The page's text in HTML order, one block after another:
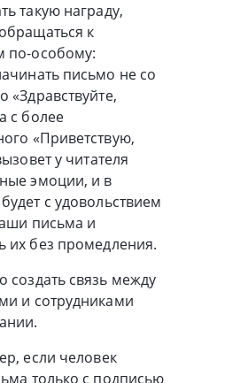
такую награду,
к
по-особому:
письмо не со
«Здравствуйте,
с более
«Приветствую,
у читателя
эмоции, и в
с удовольствием
письма и
их без промедления.
создать связь между
и сотрудниками
если человек
только с подписью